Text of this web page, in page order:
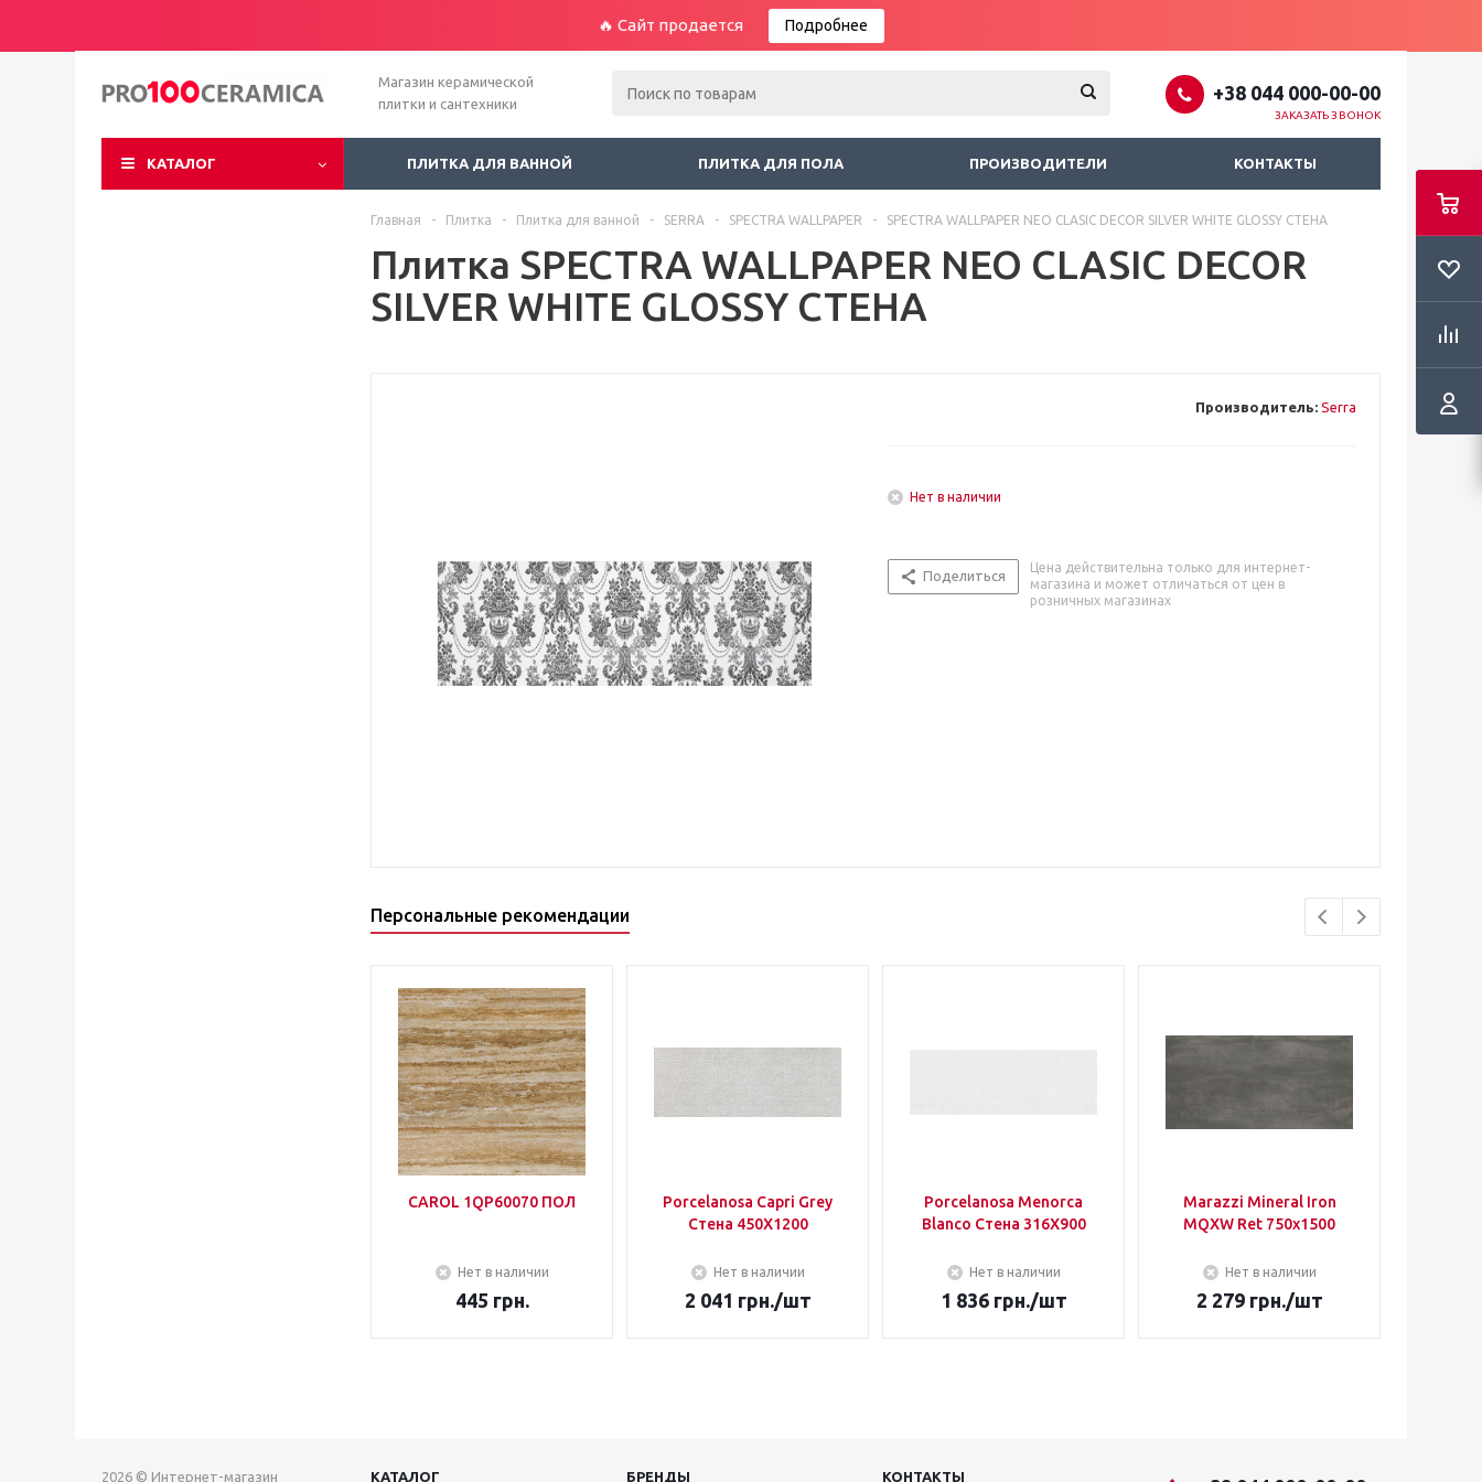
🔥 Сайт продается Подробнее
Магазин керамической
плитки и сантехники
+38 044 000-00-00
ЗАКАЗАТЬ ЗВОНОК
КАТАЛОГ ПЛИТКА ДЛЯ ВАННОЙ ПЛИТКА ДЛЯ ПОЛА ПРОИЗВОДИТЕЛИ КОНТАКТЫ
Главная - Плитка - Плитка для ванной - SERRA - SPECTRA WALLPAPER - SPECTRA WALLPAPER NEO CLASIC DECOR SILVER WHITE GLOSSY СТЕНА
Плитка SPECTRA WALLPAPER NEO CLASIC DECOR
SILVER WHITE GLOSSY СТЕНА
Производитель: Serra
Нет в наличии
Поделиться
Цена действительна только для интернет-
магазина и может отличаться от цен в
розничных магазинах
Персональные рекомендации
CAROL 1QP60070 ПОЛ
Нет в наличии
445 грн.
Porcelanosa Capri Grey
Стена 450Х1200
Нет в наличии
2 041 грн./шт
Porcelanosa Menorca
Blanco Стена 316Х900
Нет в наличии
1 836грн./шт
Marazzi Mineral Iron
MQXW Ret 750х1500
Нет в наличии
2 279грн./шт
2026 © Интернет-магазин КАТАЛОГ БРЕНДЫ КОНТАКТЫ